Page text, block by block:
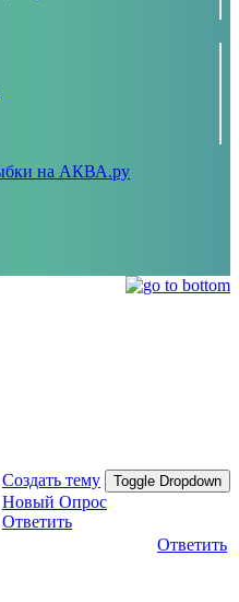
Создать тему Toggle Dropdown
Новый Опрос
Ответить
Ответить